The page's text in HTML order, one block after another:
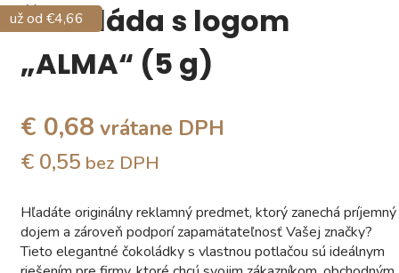
Čokoláda s logom
„ALMA“ (5 g)
€ 0,68 vrátane DPH
€ 0,55 bez DPH
Hľadáte originálny reklamný predmet, ktorý zanechá príjemný
dojem a zároveň podporí zapamätateľnosť Vašej značky?
Tieto elegantné čokoládky s vlastnou potlačou sú ideálnym
už od €10,41
už od €4,66